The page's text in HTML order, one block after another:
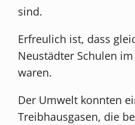
sind.
Erfreulich ist, dass
Neustädter Schulen
waren.
Der Umwelt konnten
Treibhausgasen, die